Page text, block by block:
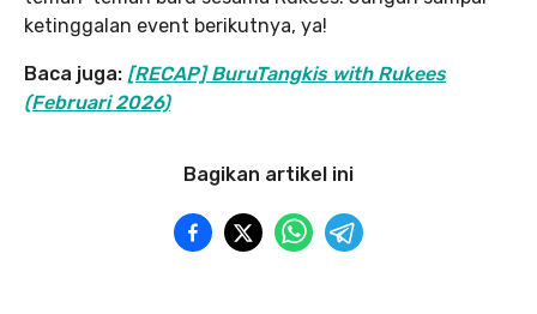
ketinggalan event berikutnya, ya!
Baca juga: [RECAP] BuruTangkis with Rukees
(Februari 2026)
Bagikan artikel ini